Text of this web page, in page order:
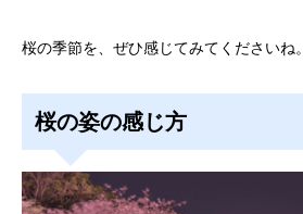
桜の季節を、ぜひ感じてみてくださいね。
桜の姿の感じ方